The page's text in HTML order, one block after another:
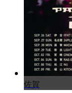
佐賀